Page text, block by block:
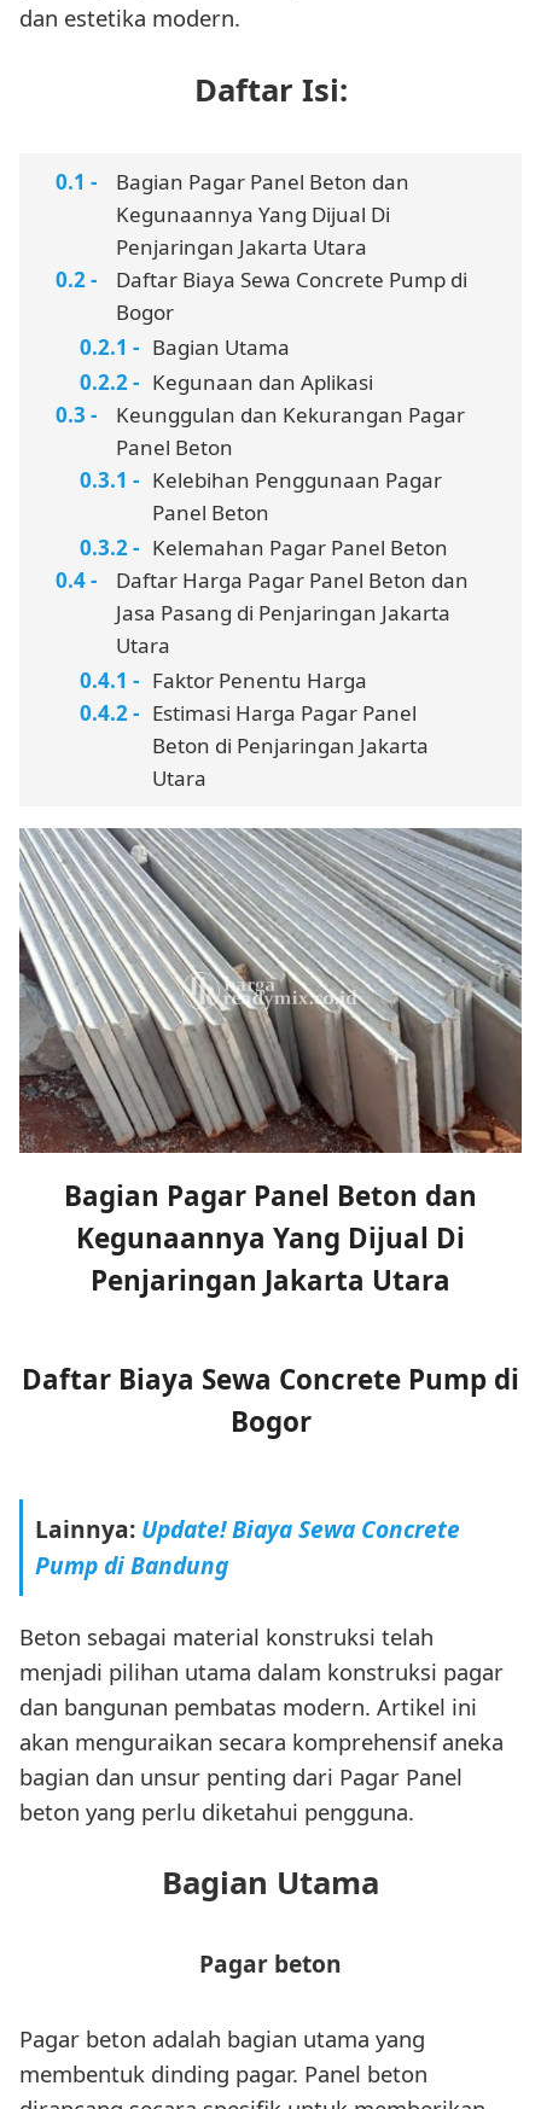
dan estetika modern.
Daftar Isi:
Bagian Pagar Panel Beton dan
Kegunaannya Yang Dijual Di
Penjaringan Jakarta Utara
Daftar Biaya Sewa Concrete Pump di
Bogor
Bagian Utama
Kegunaan dan Aplikasi
Keunggulan dan Kekurangan Pagar
Panel Beton
Kelebihan Penggunaan Pagar
Panel Beton
Kelemahan Pagar Panel Beton
Daftar Harga Pagar Panel Beton dan
Jasa Pasang di Penjaringan Jakarta
Utara
Faktor Penentu Harga
Estimasi Harga Pagar Panel
Beton di Penjaringan Jakarta
Utara
Bagian Pagar Panel Beton dan
Kegunaannya Yang Dijual Di
Penjaringan Jakarta Utara
Daftar Biaya Sewa Concrete Pump di
Bogor
Lainnya: Update! Biaya Sewa Concrete
Pump di Bandung
Beton sebagai material konstruksi telah
menjadi pilihan utama dalam konstruksi pagar
dan bangunan pembatas modern. Artikel ini
akan menguraikan secara komprehensif aneka
bagian dan unsur penting dari Pagar Panel
beton yang perlu diketahui pengguna.
Bagian Utama
Pagar beton
Pagar beton adalah bagian utama yang
membentuk dinding pagar. Panel beton